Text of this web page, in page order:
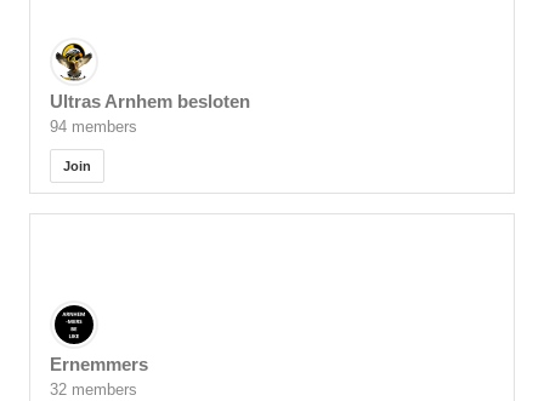
Ultras Arnhem besloten
94 members
Join
Ernemmers
32 members